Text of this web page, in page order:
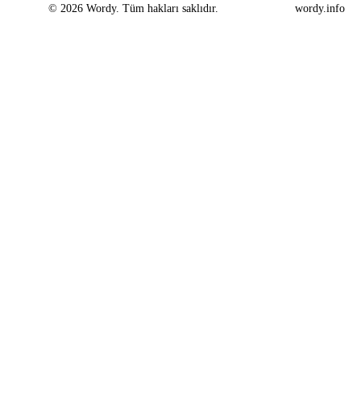
© 2026 Wordy. Tüm hakları saklıdır. wordy.info